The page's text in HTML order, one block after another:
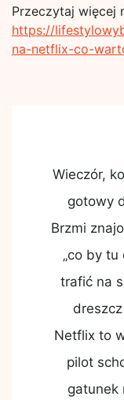
Przeczytaj więcej
https://
na-netflix-co-
Wieczór,
gotowy
Brzmi
„co by tu
trafić na
Netflix to
pilot
gatunek